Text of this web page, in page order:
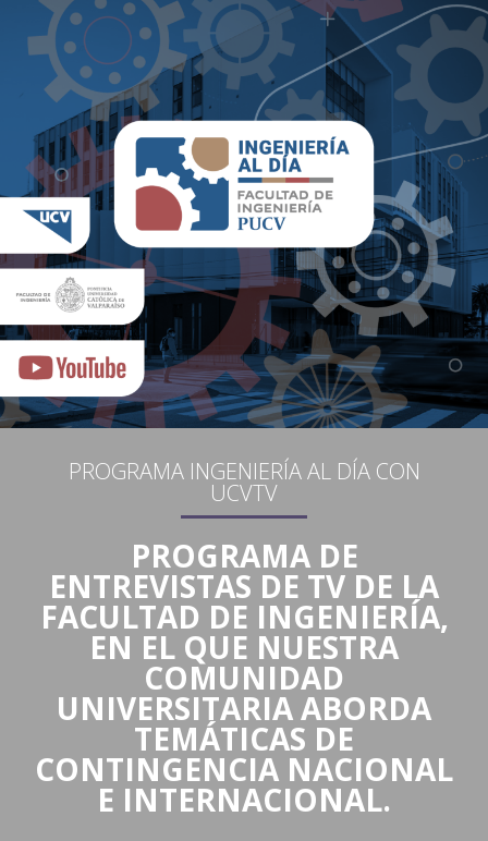
PROGRAMA INGENIERÍA AL DÍA CON
UCVTV
PROGRAMA DE
ENTREVISTAS DE TV DE LA
FACULTAD DE INGENIERÍA,
EN EL QUE NUESTRA
COMUNIDAD
UNIVERSITARIA ABORDA
TEMÁTICAS DE
CONTINGENCIA NACIONAL
E INTERNACIONAL.